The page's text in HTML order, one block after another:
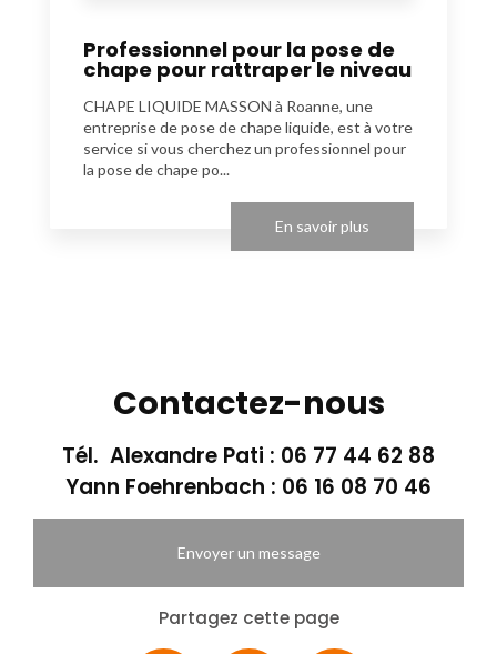
Professionnel pour la pose de
chape pour rattraper le niveau
CHAPE LIQUIDE MASSON à Roanne, une
entreprise de pose de chape liquide, est à votre
service si vous cherchez un professionnel pour
la pose de chape po...
En savoir plus
Contactez-nous
Tél. Alexandre Pati : 06 77 44 62 88
Yann Foehrenbach : 06 16 08 70 46
Envoyer un message
Partagez cette page